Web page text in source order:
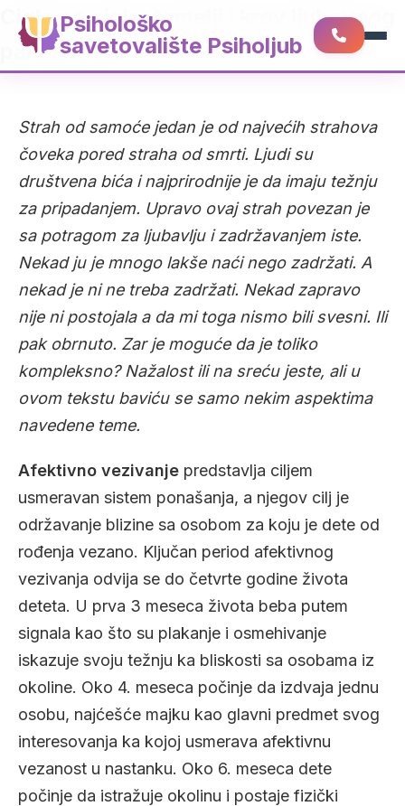
Psihološko
savetovalište Psiholjub
Cigla po cigla, temelji i krov ljubavnog
partnerstva
Strah od samoće jedan je od najvećih strahova
čoveka pored straha od smrti. Ljudi su
društvena bića i najprirodnije je da imaju težnju
za pripadanjem. Upravo ovaj strah povezan je
sa potragom za ljubavlju i zadržavanjem iste.
Nekad ju je mnogo lakše naći nego zadržati. A
nekad je ni ne treba zadržati. Nekad zapravo
nije ni postojala a da mi toga nismo bili svesni. Ili
pak obrnuto. Zar je moguće da je toliko
kompleksno? Nažalost ili na sreću jeste, ali u
ovom tekstu baviću se samo nekim aspektima
navedene teme.
Afektivno vezivanje predstavlja ciljem
usmeravan sistem ponašanja, a njegov cilj je
održavanje blizine sa osobom za koju je dete od
rođenja vezano. Ključan period afektivnog
vezivanja odvija se do četvrte godine života
deteta. U prva 3 meseca života beba putem
signala kao što su plakanje i osmehivanje
iskazuje svoju težnju ka bliskosti sa osobama iz
okoline. Oko 4. meseca počinje da izdvaja jednu
osobu, najćešće majku kao glavni predmet svog
interesovanja ka kojoj usmerava afektivnu
vezanost u nastanku. Oko 6. meseca dete
počinje da istražuje okolinu i postaje fizički